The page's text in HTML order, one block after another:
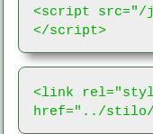
<script
</script>
<link
href="../